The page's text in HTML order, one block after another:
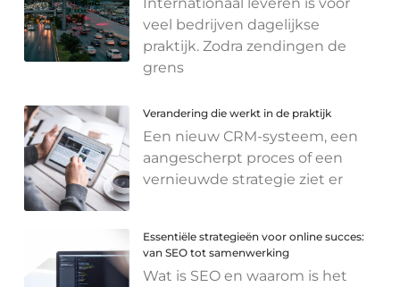
veel bedrijven dagelijkse
praktijk. Zodra zendingen de
grens
Verandering die werkt in de praktijk
Een nieuw CRM-systeem, een
aangescherpt proces of een
vernieuwde strategie ziet er
Essentiële strategieën voor online succes:
van SEO tot samenwerking
Wat is SEO en waarom is het